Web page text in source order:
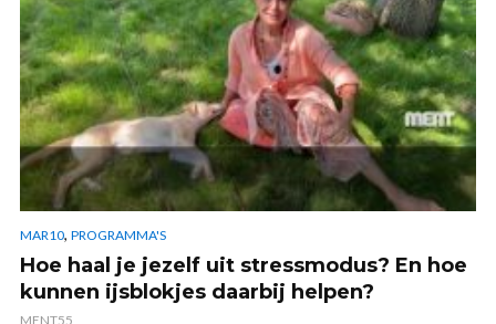
MAR10, PROGRAMMA'S
Hoe haal je jezelf uit stressmodus? En hoe
kunnen ijsblokjes daarbij helpen?
MENT55